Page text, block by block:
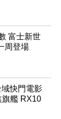
富士新世
周登場
快門電影
旗艦 RX10